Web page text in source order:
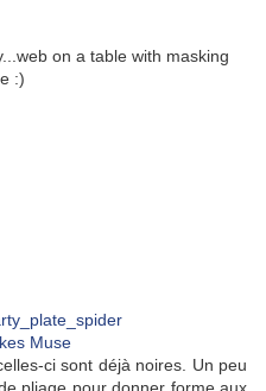
Muse
ci sont déjà noires. Un peu